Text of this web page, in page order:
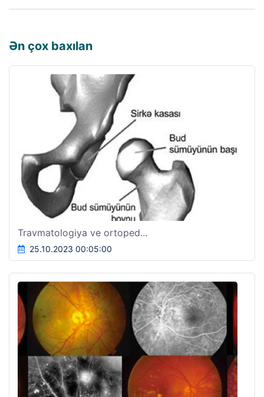
Ən çox baxılan
Travmatologiya ve ortoped...
25.10.2023 00:05:00